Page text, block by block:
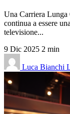
Una Carriera
continua a essere
televisione...
9 Dic 2025 2 min
Luca Bianchi